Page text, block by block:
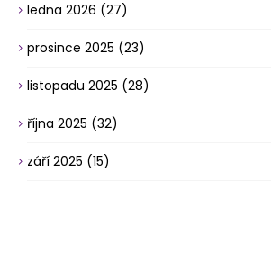
ledna 2026 (27)
prosince 2025 (23)
listopadu 2025 (28)
října 2025 (32)
září 2025 (15)